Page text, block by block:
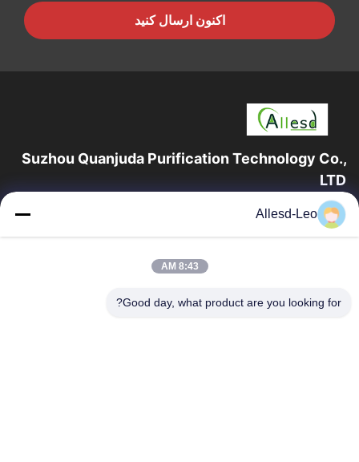
اکنون ارسال کنید
Suzhou Quanjuda Purification Technology Co.,
LTD
16 سال تجربه، به عنوان یک تولید کننده و صادر کننده پیشرو محصولات
صفحه اصلی
محصولات
Allesd-Leo
8:43 AM
Good day, what product are you looking for?